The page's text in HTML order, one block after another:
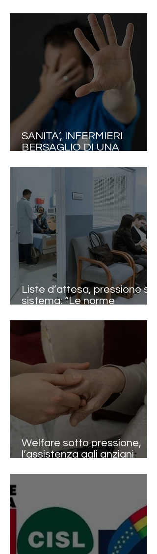
SANITARIE) E
AMMINISTRAZIONE
FONDAZIONE GEMELLI: IL
30 APRILE SARA’
SCIOPERO!.
SANITA’, INFERMIERI
BERSAGLIO DI UNA
SENZA PRECEDENTI. NEL
2025 OLTRE 130MILA
AGGRESSIONI. NURSING
UP INCHIODA LE
AZIENDE: “L’ARTICOLO
2087 DEL CODICE CIVILE E
IL D.LGS 81/08 VI I
Liste d’attesa, pressione sul
sistema: “Le norme
applicazione e
responsabilità diffuse”
Welfare sotto pressione,
l’assistenza agli anziani
prossimi decenni